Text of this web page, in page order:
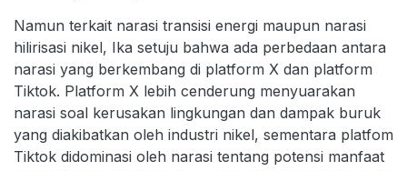
Namun terkait narasi transisi energi maupun narasi
hilirisasi nikel, Ika setuju bahwa ada perbedaan antara
narasi yang berkembang di platform X dan platform
Tiktok. Platform X lebih cenderung menyuarakan
narasi soal kerusakan lingkungan dan dampak buruk
yang diakibatkan oleh industri nikel, sementara platfom
Tiktok didominasi oleh narasi tentang potensi manfaat